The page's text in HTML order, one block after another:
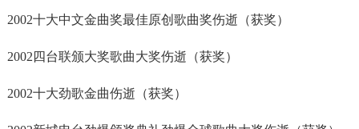
2002十大中文金曲奖最佳原创歌曲奖伤逝（获奖）
2002四台联颁大奖歌曲大奖伤逝（获奖）
2002十大劲歌金曲伤逝（获奖）